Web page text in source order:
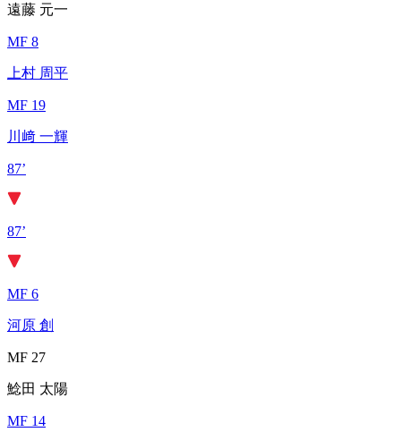
遠藤 元一
MF 8
上村 周平
MF 19
川﨑 一輝
87’
87’
MF 6
河原 創
MF 27
鯰田 太陽
MF 14